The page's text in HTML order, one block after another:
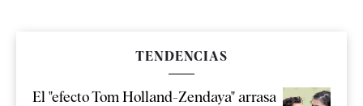
TENDENCIAS
El "efecto Tom Holland-Zendaya" arrasa